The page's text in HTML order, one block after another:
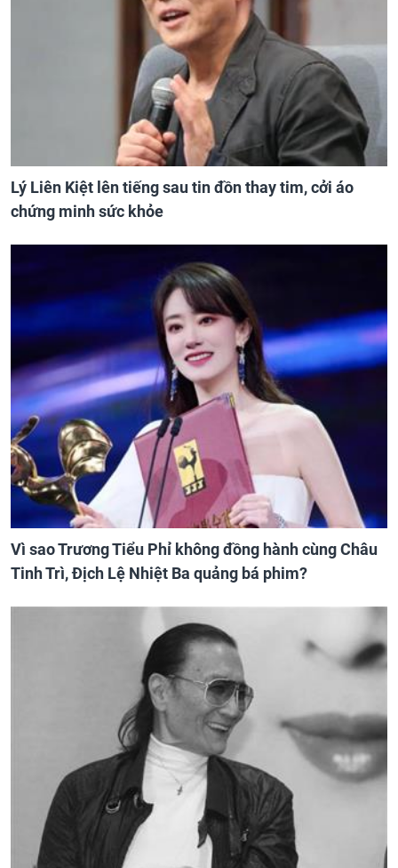
Lý Liên Kiệt lên tiếng sau tin đồn thay tim, cởi áo
chứng minh sức khỏe
Vì sao Trương Tiểu Phỉ không đồng hành cùng Châu
Tinh Trì, Địch Lệ Nhiệt Ba quảng bá phim?